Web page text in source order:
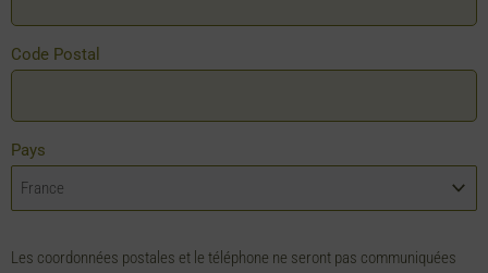
Code Postal
Pays
Les coordonnées postales et le téléphone ne seront pas communiquées